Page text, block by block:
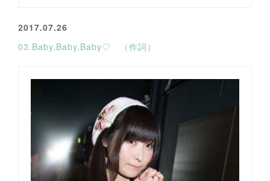
2017.07.26
03.Baby,Baby,Baby♡ （作詞）